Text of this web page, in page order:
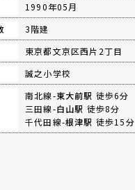
1990年05月
3階建
東京都文京区西片2丁目
誠之小学校
南北線-東大前駅 徒歩6分
三田線-白山駅 徒歩8分
千代田線-根津駅 徒歩15分